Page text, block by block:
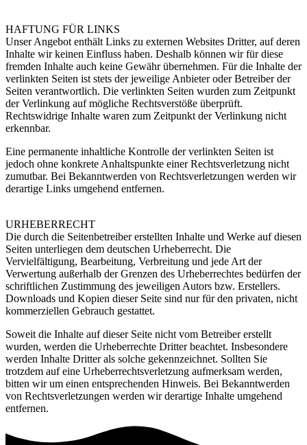
HAFTUNG FÜR LINKS
Unser Angebot enthält Links zu externen Websites Dritter, auf deren
Inhalte wir keinen Einfluss haben. Deshalb können wir für diese
fremden Inhalte auch keine Gewähr übernehmen. Für die Inhalte der
verlinkten Seiten ist stets der jeweilige Anbieter oder Betreiber der
Seiten verantwortlich. Die verlinkten Seiten wurden zum Zeitpunkt
der Verlinkung auf mögliche Rechtsverstöße überprüft.
Rechtswidrige Inhalte waren zum Zeitpunkt der Verlinkung nicht
erkennbar.
Eine permanente inhaltliche Kontrolle der verlinkten Seiten ist
jedoch ohne konkrete Anhaltspunkte einer Rechtsverletzung nicht
zumutbar. Bei Bekanntwerden von Rechtsverletzungen werden wir
derartige Links umgehend entfernen.
URHEBERRECHT
Die durch die Seitenbetreiber erstellten Inhalte und Werke auf diesen
Seiten unterliegen dem deutschen Urheberrecht. Die
Vervielfältigung, Bearbeitung, Verbreitung und jede Art der
Verwertung außerhalb der Grenzen des Urheberrechtes bedürfen der
schriftlichen Zustimmung des jeweiligen Autors bzw. Erstellers.
Downloads und Kopien dieser Seite sind nur für den privaten, nicht
kommerziellen Gebrauch gestattet.
Soweit die Inhalte auf dieser Seite nicht vom Betreiber erstellt
wurden, werden die Urheberrechte Dritter beachtet. Insbesondere
werden Inhalte Dritter als solche gekennzeichnet. Sollten Sie
trotzdem auf eine Urheberrechtsverletzung aufmerksam werden,
bitten wir um einen entsprechenden Hinweis. Bei Bekanntwerden
von Rechtsverletzungen werden wir derartige Inhalte umgehend
entfernen.